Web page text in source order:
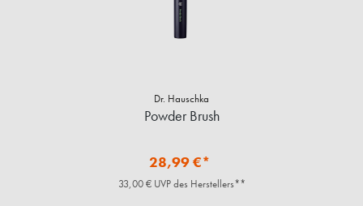
Dr. Hauschka
Powder Brush
28,99 €*
33,00 € UVP des Herstellers**